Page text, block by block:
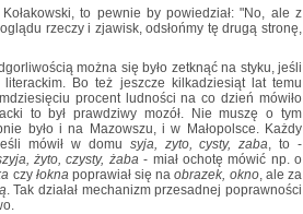
to pewnie by powiedział: "No, ale z
rzeczy i zjawisk, odsłońmy tę drugą stronę,
można się było zetknąć na styku, jeśli
Bo też jeszcze kilkadziesiąt lat temu
procent ludności na co dzień mówiło
to był prawdziwy mozół. Nie muszę o tym
było i na Mazowszu, i w Małopolsce. Każdy
mówił w domu syja, zyto, cysty, zaba , to -
żyto, czysty, żaba - miał ochotę mówić np. o
czy łokna poprawiał się naobrazek, okno, ale za
. Tak działał mechanizm przesadnej poprawności